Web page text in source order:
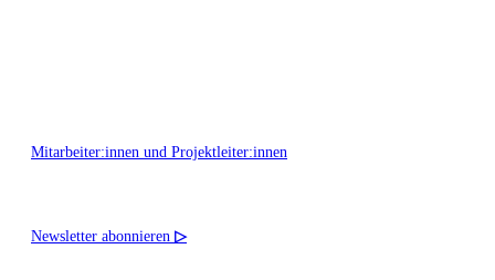
Mitarbeiter:innen und Projektleiter:innen
Newsletter abonnieren ▷